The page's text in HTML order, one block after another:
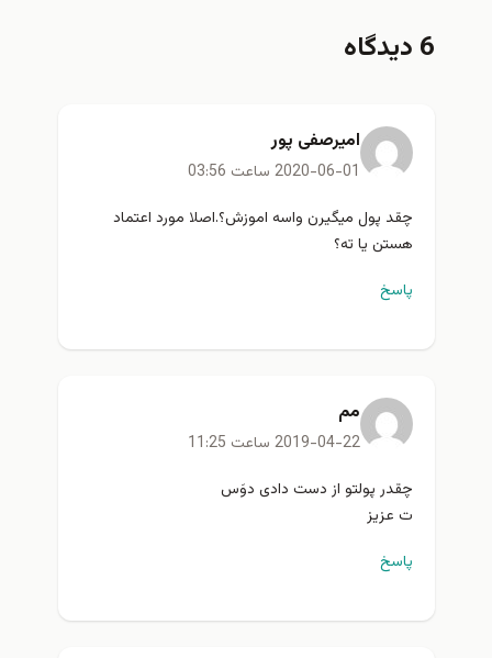
6 دیدگاه
امیرصفی پور
2020-06-01 ساعت 03:56
چقد پول میگیرن واسه اموزش؟.اصلا مورد اعتماد
هستن یا ته؟
پاسخ
مم
2019-04-22 ساعت 11:25
چقدر پولتو از دست دادی دوَس
ت عزیز
پاسخ